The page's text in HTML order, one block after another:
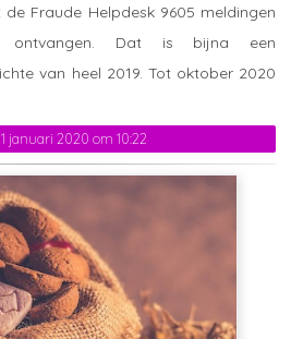
januari 2020 om 10:22
Fraude Helpdesk 9605 meldingen
ontvangen. Dat is bijna een
van heel 2019. Tot oktober 2020